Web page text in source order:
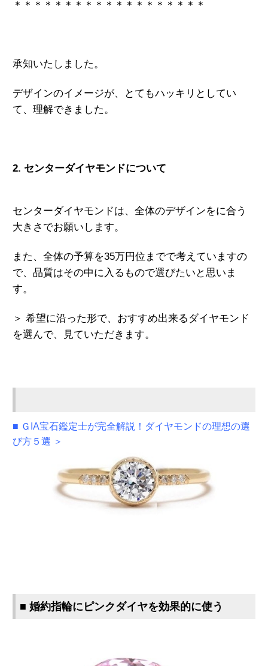
＊＊＊＊＊＊＊＊＊＊＊＊＊＊＊＊＊＊＊
承知いたしました。
デザインのイメージが、とてもハッキリとしてい
て、理解できました。
2. センターダイヤモンドについて
センターダイヤモンドは、全体のデザインをに合う
大きさでお願いします。
また、全体の予算を35万円位までで考えていますの
で、品質はその中に入るもので選びたいと思いま
す。
＞ 希望に沿った形で、おすすめ出来るダイヤモンド
を選んで、見ていただきます。
■ ＧIA宝石鑑定士が完全解説！ダイヤモンドの理想の選
び方５選 ＞
■ 婚約指輪にピンクダイヤを効果的に使う